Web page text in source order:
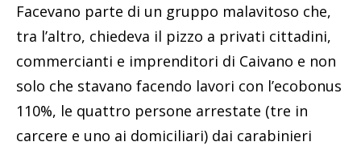
Facevano parte di un gruppo malavitoso che,
tra l’altro, chiedeva il pizzo a privati cittadini,
commercianti e imprenditori di Caivano e non
solo che stavano facendo lavori con l’ecobonus
110%, le quattro persone arrestate (tre in
carcere e uno ai domiciliari) dai carabinieri